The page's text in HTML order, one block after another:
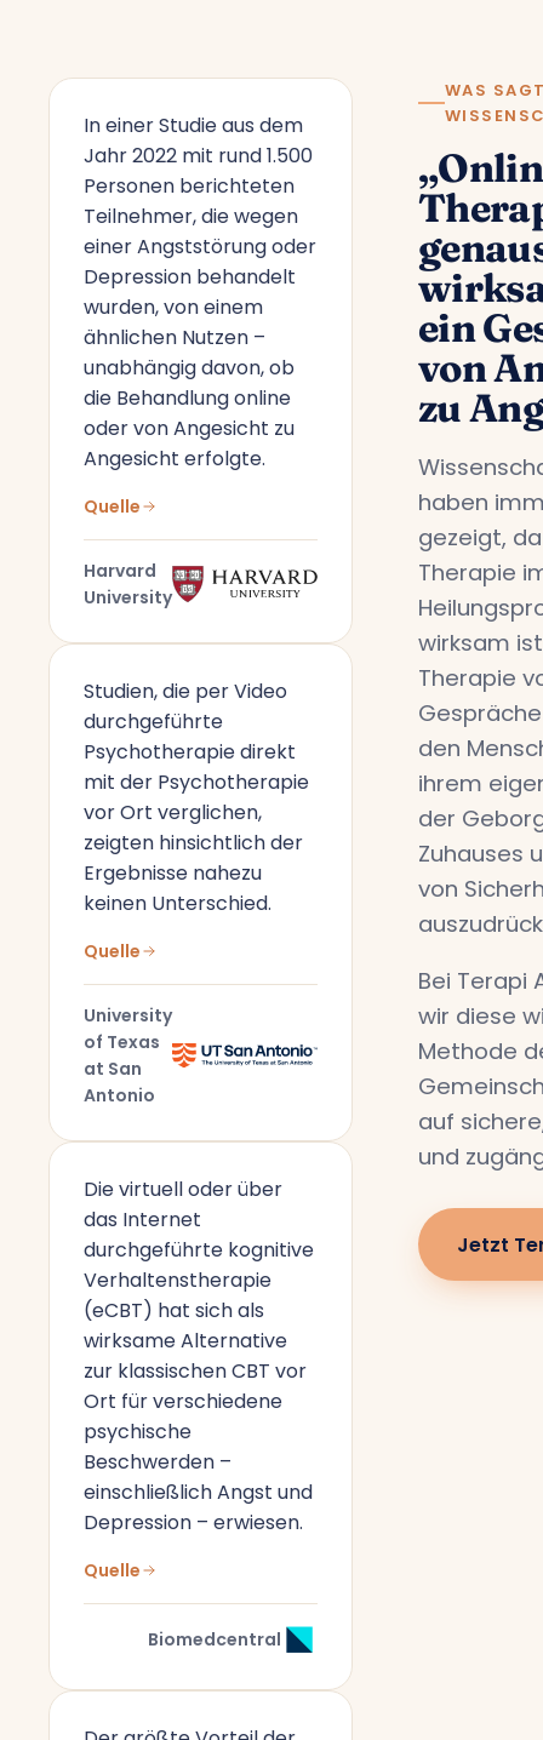
In einer Studie aus dem
Jahr 2022 mit rund 1.500
Personen berichteten
Teilnehmer, die wegen
einer Angststörung oder
Depression behandelt
wurden, von einem
ähnlichen Nutzen –
unabhängig davon, ob
die Behandlung online
oder von Angesicht zu
Angesicht erfolgte.
Quelle
Harvard
University
Studien, die per Video
durchgeführte
Psychotherapie direkt
mit der Psychotherapie
vor Ort verglichen,
zeigten hinsichtlich der
Ergebnisse nahezu
keinen Unterschied.
Quelle
University
of Texas
at San
Antonio
Die virtuell oder über
das Internet
durchgeführte kognitive
Verhaltenstherapie
(eCBT) hat sich als
wirksame Alternative
zur klassischen CBT vor
Ort für verschiedene
psychische
Beschwerden –
einschließlich Angst und
Depression – erwiesen.
Quelle
Biomedcentral
WAS
ein
von
zu
haben
gezeigt,
Therapie
wirksam
Therapie
den
ihrem
der
Zuhauses
von
Bei Terapi
wir diese
Methode
auf
und
Jetzt